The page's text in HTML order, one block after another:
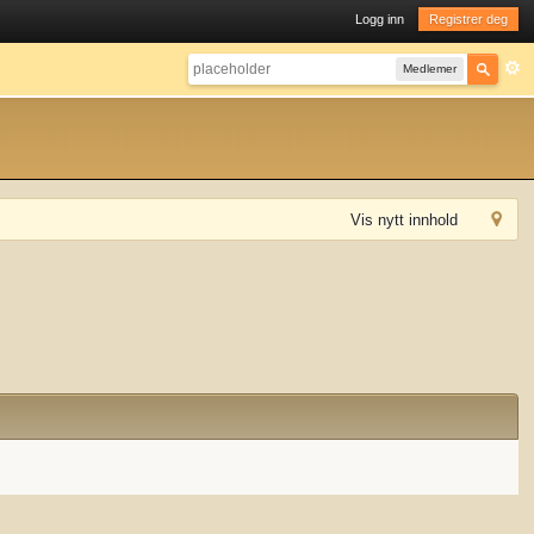
Logg inn Registrer deg
Medlemer
Vis nytt innhold